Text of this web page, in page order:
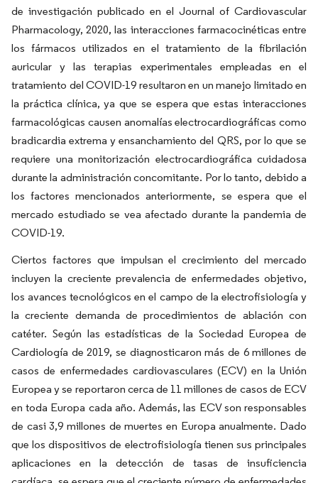
de investigación publicado en el Journal of Cardiovascular
Pharmacology, 2020, las interacciones farmacocinéticas entre
los fármacos utilizados en el tratamiento de la fibrilación
auricular y las terapias experimentales empleadas en el
tratamiento del COVID-19 resultaron en un manejo limitado en
la práctica clínica, ya que se espera que estas interacciones
farmacológicas causen anomalías electrocardiográficas como
bradicardia extrema y ensanchamiento del QRS, por lo que se
requiere una monitorización electrocardiográfica cuidadosa
durante la administración concomitante. Por lo tanto, debido a
los factores mencionados anteriormente, se espera que el
mercado estudiado se vea afectado durante la pandemia de
COVID-19.
Ciertos factores que impulsan el crecimiento del mercado
incluyen la creciente prevalencia de enfermedades objetivo,
los avances tecnológicos en el campo de la electrofisiología y
la creciente demanda de procedimientos de ablación con
catéter. Según las estadísticas de la Sociedad Europea de
Cardiología de 2019, se diagnosticaron más de 6 millones de
casos de enfermedades cardiovasculares (ECV) en la Unión
Europea y se reportaron cerca de 11 millones de casos de ECV
en toda Europa cada año. Además, las ECV son responsables
de casi 3,9 millones de muertes en Europa anualmente. Dado
que los dispositivos de electrofisiología tienen sus principales
aplicaciones en la detección de tasas de insuficiencia